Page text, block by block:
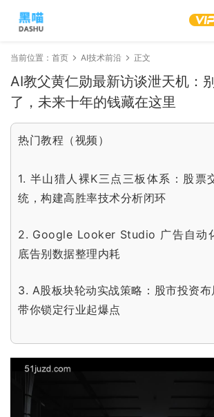
当前位置： 首页 AI技术前沿 正文
AI教父黄仁勋最新访谈泄天机：
了，未来十年的钱藏在这里
热门教程（视频）
1. 半山猎人裸K三点三板体系：股票
统，构建高胜率技术分析闭环
2. Google Looker Studio 广告自动
底告别数据整理内耗
3. A股板块轮动实战策略：股市投资布
带你锁定行业起爆点